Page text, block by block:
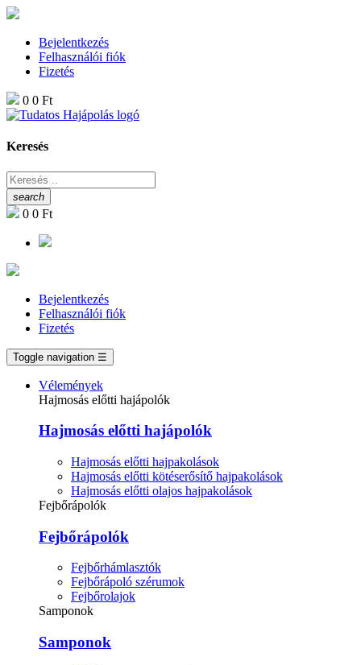
Bejelentkezés
Felhasználói fiók
Fizetés
0 0 Ft
Keresés
search
0 0 Ft
Bejelentkezés
Felhasználói fiók
Fizetés
Toggle navigation ☰
Vélemények
Hajmosás előtti hajápolók
Hajmosás előtti hajápolók
Hajmosás előtti hajpakolások
Hajmosás előtti kötéserősítő hajpakolások
Hajmosás előtti olajos hajpakolások
Fejbőrápolók
Fejbőrápolók
Fejbőrhámlasztók
Fejbőrápoló szérumok
Fejbőrolajok
Samponok
Samponok